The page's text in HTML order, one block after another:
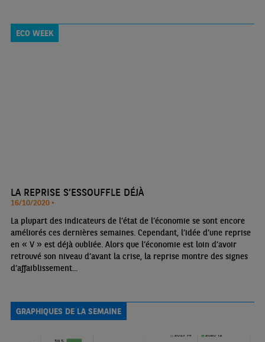
ECO WEEK
LA REPRISE S’ESSOUFFLE DÉJÀ
16/10/2020 •
La plupart des indicateurs de l’état de l’économie se sont encore
améliorés ces dernières semaines. Cependant, l’idée d’une reprise
en « V » est déjà oubliée. Alors que l’économie est loin d’avoir
retrouvé son niveau d’avant la crise, la reprise montre des signes
d’affaiblissement...
GRAPHIQUES DE LA SEMAINE